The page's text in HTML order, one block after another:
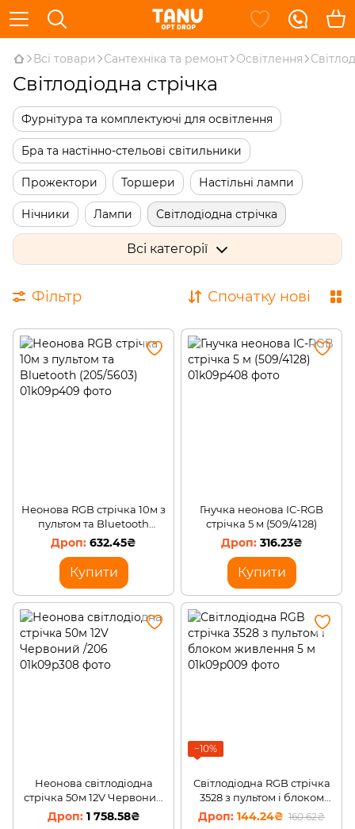
Всі товари Сантехніка та ремонт Освітлення
Світлодіодна стрічка
Фурнітура та комплектуючі для освітлення
Бра та настінно-стельові світильники
Прожектори Торшери Настільні лампи
Нічники Лампи Світлодіодна стрічка
Вуличне освітленняВсі категорії
Фільтр Спочатку нові
Неонова RGB стрічка 10м з
пультом та Bluetooth
(205/5603)
632.45₴
Купити
Гнучка неонова IC-RGB
стрічка 5 м (509/4128)
316.23₴
Купити
Неонова світлодіодна
стрічка 50м 12V Червоний
/206
1 758.58₴
−10%
Світлодіодна RGB стрічка
3528 з пультом і блоком
живлення 5 м
144.24₴ 160.62₴